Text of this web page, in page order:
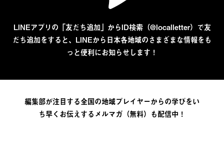
LINEアプリの「友だち追加」からID検索（@localletter）で友
だち追加をすると、LINEから日本各地域のさまざまな情報をも
っと便利にお知らせします！
編集部が注目する全国の地域プレイヤーからの学びをい
ち早くお伝えするメルマガ（無料）も配信中！